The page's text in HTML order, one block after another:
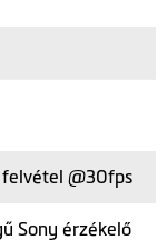
@30fps
Sony érzékelő